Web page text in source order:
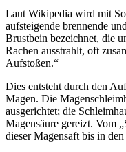
Laut Wikipedia wird mit
aufsteigende brennende
Brustbein bezeichnet, die
Rachen ausstrahlt, oft
Aufstoßen.“
Dies entsteht durch den
Magen. Die
ausgerichtet; die
Magensäure gereizt. Vom
dieser Magensaft bis in